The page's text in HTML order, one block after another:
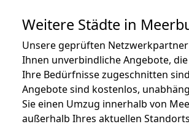
Weitere Städte in
Unsere geprüften
Ihnen unverbindliche Angebote,
Ihre Bedürfnisse zugeschnitten
Angebote sind kostenlos,
Sie einen Umzug innerhalb von
außerhalb Ihres aktuellen